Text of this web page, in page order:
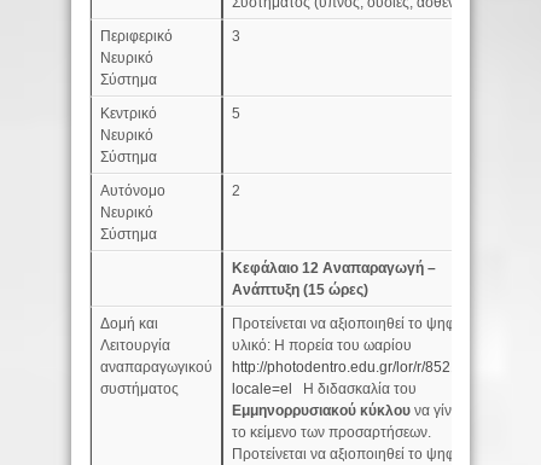
Περιφερικό
Νευρικό
Σύστημα
3
Κεντρικό
Νευρικό
Σύστημα
5
Αυτόνομο
Νευρικό
Σύστημα
2
Κεφάλαιο 12 Αναπαραγωγή –
Ανάπτυξη (15 ώρες)
Δομή και
Λειτουργία
αναπαραγωγικού
συστήματος
Προτείνεται να αξιοποιηθεί το ψηφιακό
υλικό: Η πορεία του ωαρίου
http://photodentro.edu.gr/lor/r/8521/4865?
locale=el Η διδασκαλία του
Εμμηνορρυσιακού κύκλου να γίνει από
το κείμενο των προσαρτήσεων.
Προτείνεται να αξιοποιηθεί το ψηφιακό